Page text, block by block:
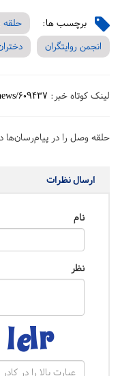
برچسب ها:
انجمن روایتگران
لینک کوتاه خبر: 609437
حلقه وصل را در پیام‌رسان‌ها
ارسال نظرات
نام
نظر